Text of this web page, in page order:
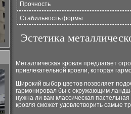
Прочность
Стабильность формы
Эстетика
Металлическая кровля предлагает
привлекательной кровли, которая
Широкий выбор цветов позволяет
гармонировал бы с окружающим
нужна ли вам классическая
кровля сможет удовлетворить самые